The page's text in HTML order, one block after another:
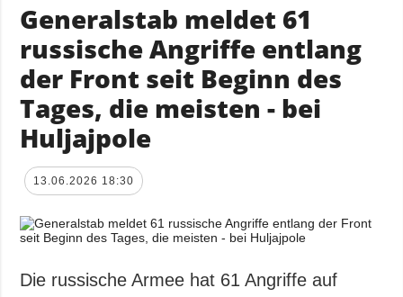
Generalstab meldet 61
russische Angriffe entlang
der Front seit Beginn des
Tages, die meisten - bei
Huljajpole
13.06.2026 18:30
Die russische Armee hat 61 Angriffe auf